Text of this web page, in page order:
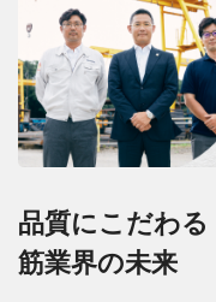
品質にこだわ
筋業界の未来